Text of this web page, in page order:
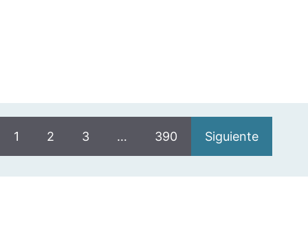
1 2 3 … 390 Siguiente